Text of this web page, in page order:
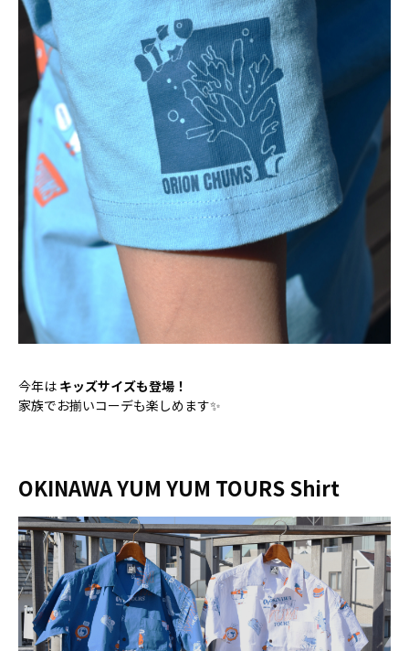
今年は キッズサイズも登場！
家族でお揃いコーデも楽しめます✨
OKINAWA YUM YUM TOURS Shirt